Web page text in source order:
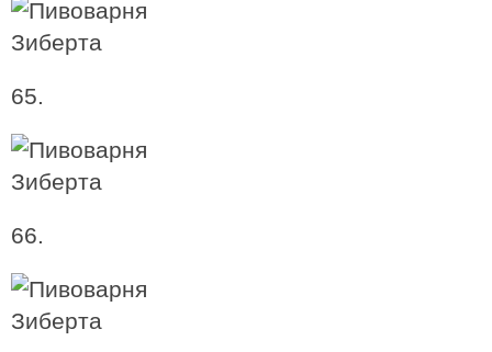
65.
66.